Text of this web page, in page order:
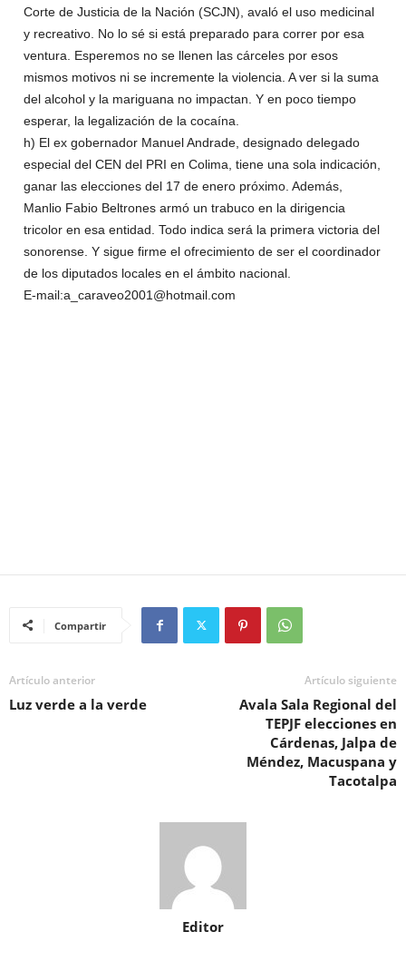
Corte de Justicia de la Nación (SCJN), avaló el uso medicinal
y recreativo. No lo sé si está preparado para correr por esa
ventura. Esperemos no se llenen las cárceles por esos
mismos motivos ni se incremente la violencia. A ver si la suma
del alcohol y la mariguana no impactan. Y en poco tiempo
esperar, la legalización de la cocaína.
h) El ex gobernador Manuel Andrade, designado delegado
especial del CEN del PRI en Colima, tiene una sola indicación,
ganar las elecciones del 17 de enero próximo. Además,
Manlio Fabio Beltrones armó un trabuco en la dirigencia
tricolor en esa entidad. Todo indica será la primera victoria del
sonorense. Y sigue firme el ofrecimiento de ser el coordinador
de los diputados locales en el ámbito nacional.
E-mail:a_caraveo2001@hotmail.com
Compartir
Artículo anterior
Luz verde a la verde
Artículo siguiente
Avala Sala Regional del
TEPJF elecciones en
Cárdenas, Jalpa de
Méndez, Macuspana y
Tacotalpa
Editor